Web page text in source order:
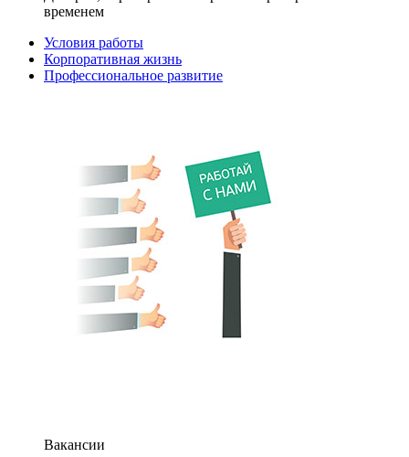
временем
Условия работы
Корпоративная жизнь
Профессиональное развитие
Вакансии